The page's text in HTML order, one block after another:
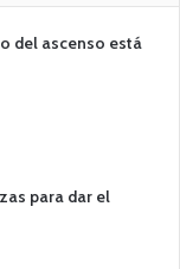
del ascenso está
para dar el